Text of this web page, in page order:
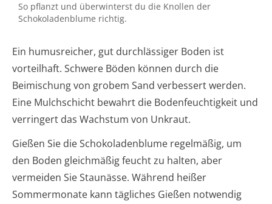
So pflanzt und überwinterst du die Knollen der
Schokoladenblume richtig.
Ein humusreicher, gut durchlässiger Boden ist
vorteilhaft. Schwere Böden können durch die
Beimischung von grobem Sand verbessert werden.
Eine Mulchschicht bewahrt die Bodenfeuchtigkeit und
verringert das Wachstum von Unkraut.
Gießen Sie die Schokoladenblume regelmäßig, um
den Boden gleichmäßig feucht zu halten, aber
vermeiden Sie Staunässe. Während heißer
Sommermonate kann tägliches Gießen notwendig